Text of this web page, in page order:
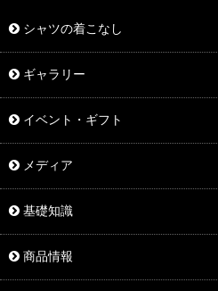
シャツの着こなし
ギャラリー
イベント・ギフト
メディア
基礎知識
商品情報